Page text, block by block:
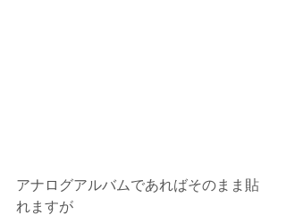
アナログアルバムであればそのまま貼
れますが